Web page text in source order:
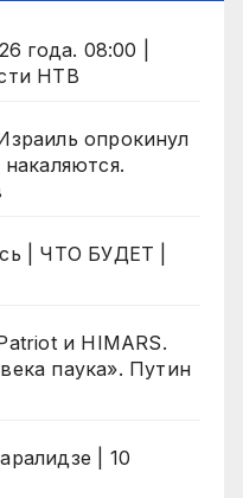
года. 08:00 |
НТВ
опрокинул
| ЧТО БУДЕТ |
и HIMARS.
паука». Путин
| 10